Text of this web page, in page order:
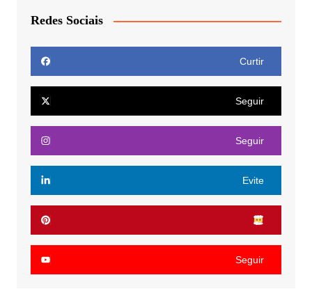
Redes Sociais
Curtir
Seguir
Seguir
Evite
Seguir